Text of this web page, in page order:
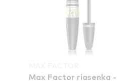
Max Factor riasenka -